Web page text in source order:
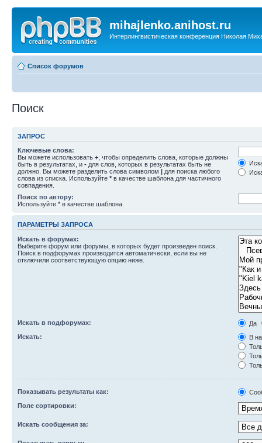
mihajlenko.anihost.ru
Интерлингвистическая конференция Николая
Список форумов
Поиск
ЗАПРОС
Ключевые слова:
Вы можете использовать + , чтобы определить слова, которые должны
быть в результатах, и - для слов, которых в результатах быть не
должно. Вы можете разделить слова символом | для поиска любого
слова из списка. Используйте * в качестве шаблона для частичного
совпадения.
Поиск по автору:
Используйте * в качестве шаблона.
ПАРАМЕТРЫ ЗАПРОСА
Искать в форумах:
Выберите форум или форумы, в которых будет произведен поиск.
Поиск в подфорумах производится автоматически, если вы не
отключили соответствующую опцию ниже.
Искать в подфорумах:
Да
Искать:
В
Показывать результаты как:
Поле сортировки:
Искать сообщения за: